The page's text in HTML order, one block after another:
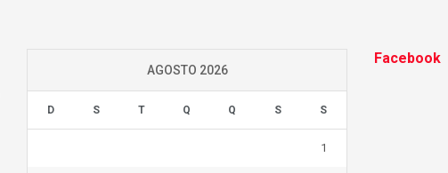
AGOSTO 2026
D S T Q Q S S
1
Facebook